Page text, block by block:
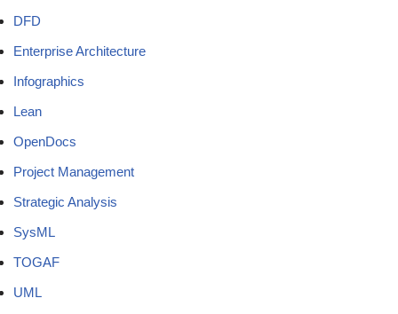
DFD
Enterprise Architecture
Infographics
Lean
OpenDocs
Project Management
Strategic Analysis
SysML
TOGAF
UML